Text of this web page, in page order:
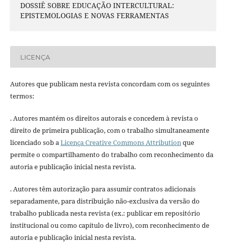
DOSSIÊ SOBRE EDUCAÇÃO INTERCULTURAL:
EPISTEMOLOGIAS E NOVAS FERRAMENTAS
LICENÇA
Autores que publicam nesta revista concordam com os seguintes
termos:
. Autores mantém os direitos autorais e concedem à revista o
direito de primeira publicação, com o trabalho simultaneamente
licenciado sob aLicença Creative Commons Attributionque
permite o compartilhamento do trabalho com reconhecimento da
autoria e publicação inicial nesta revista.
. Autores têm autorização para assumir contratos adicionais
separadamente, para distribuição não-exclusiva da versão do
trabalho publicada nesta revista (ex.: publicar em repositório
institucional ou como capítulo de livro), com reconhecimento de
autoria e publicação inicial nesta revista.